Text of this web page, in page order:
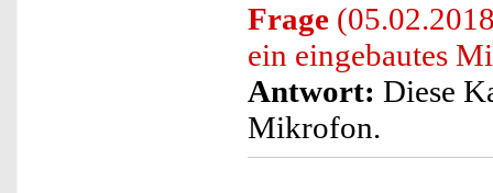
Frage
ein eingebautes
Antwort: Diese
Mikrofon.